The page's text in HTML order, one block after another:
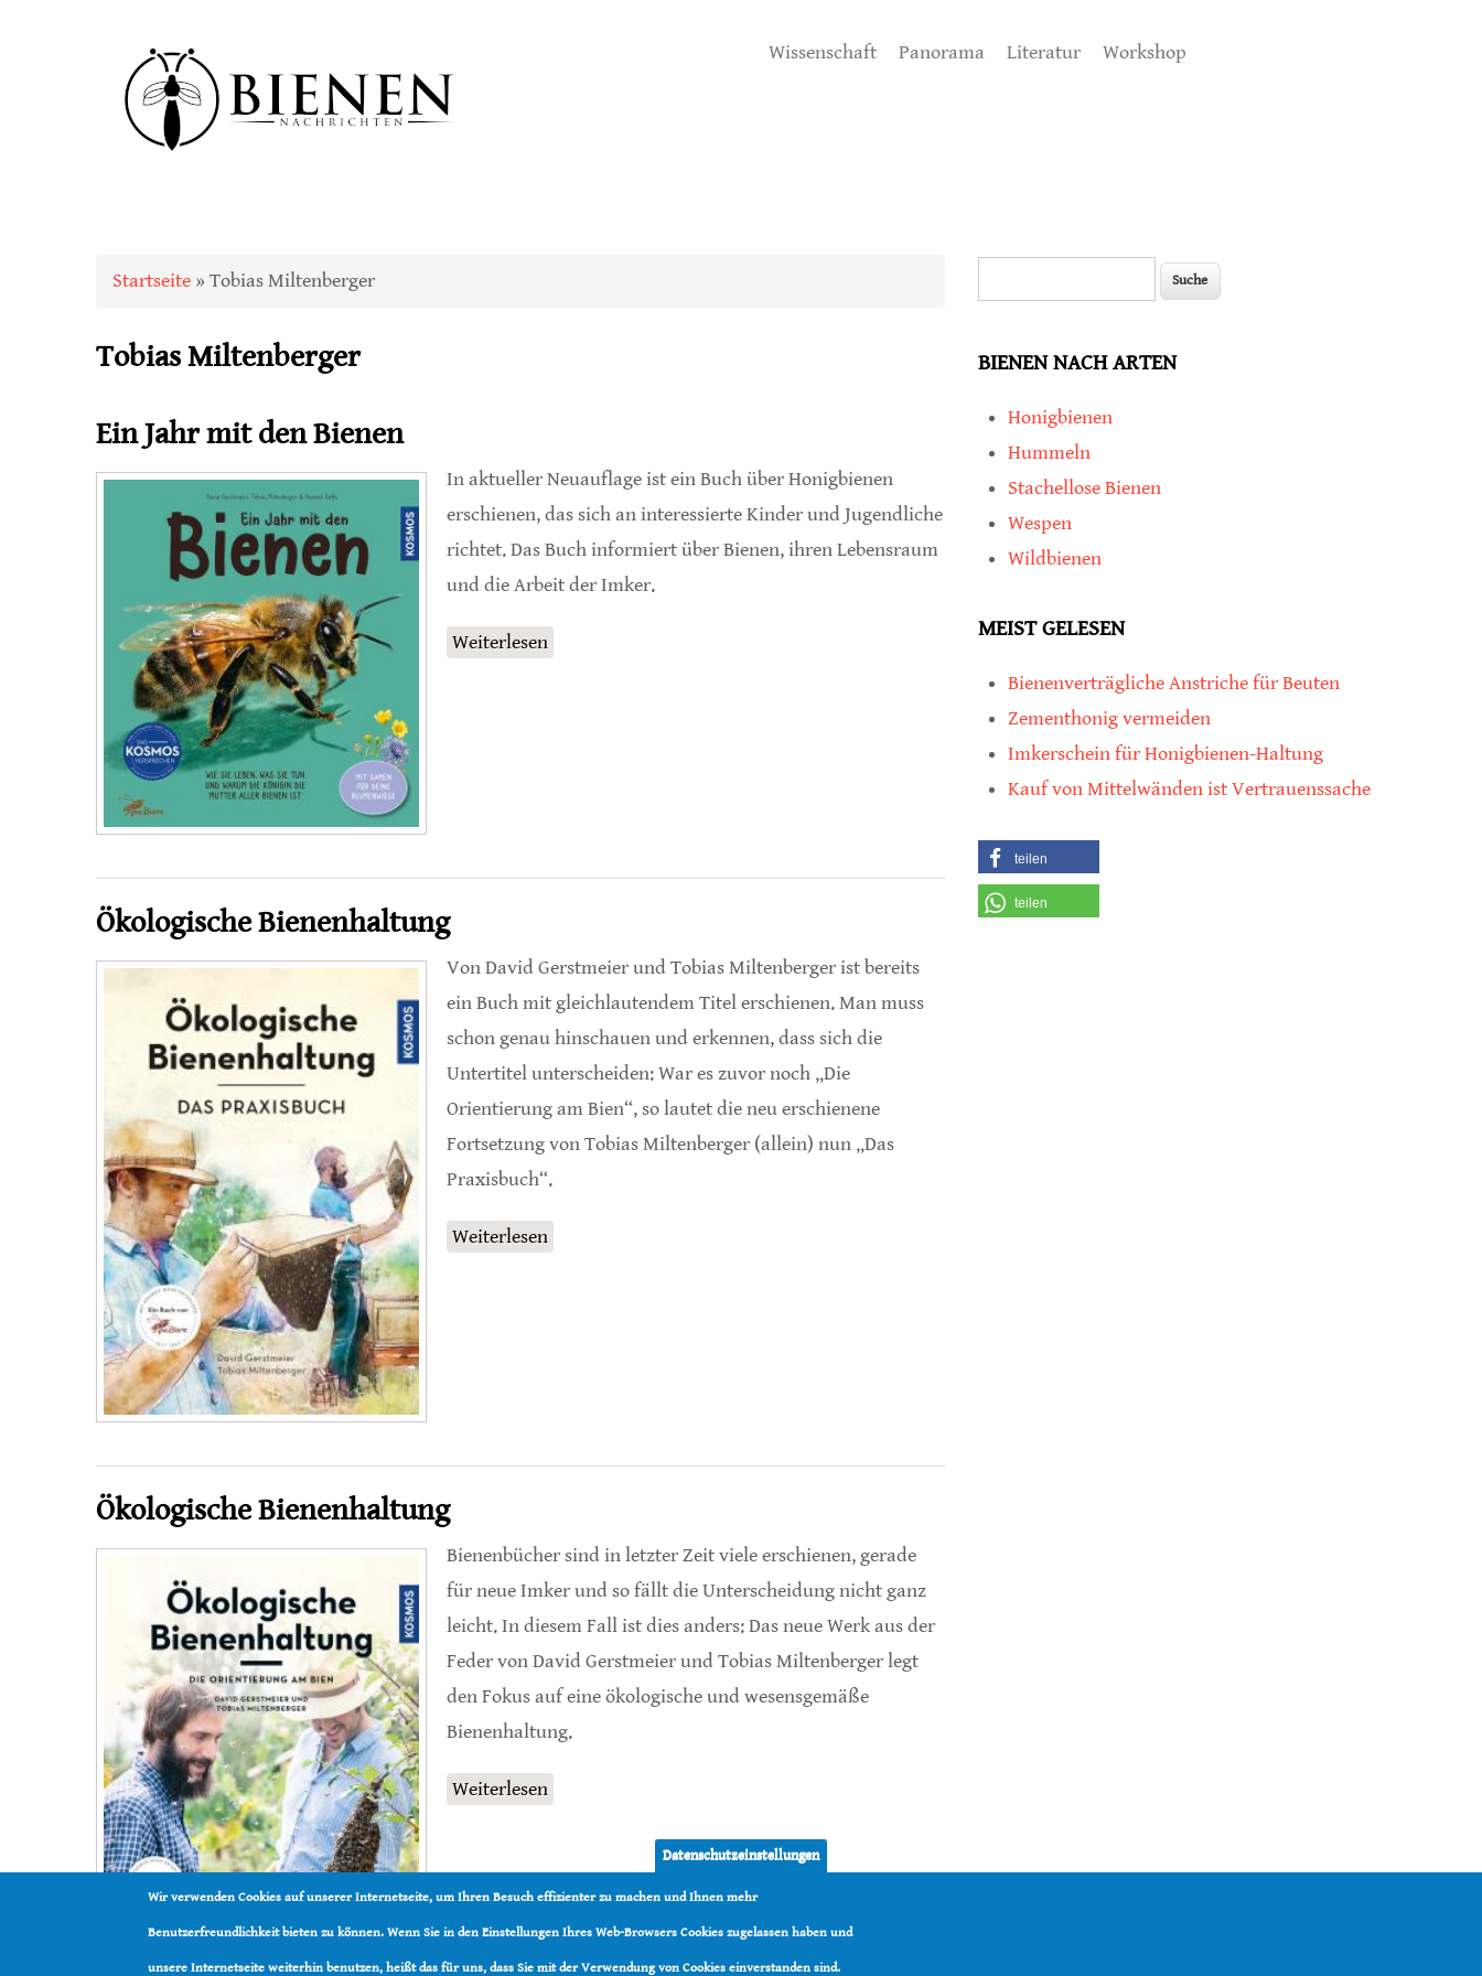
Wissenschaft Panorama Literatur Workshop
Sie sind hier
Startseite » Tobias Miltenberger
Tobias Miltenberger
Ein Jahr mit den Bienen
In aktueller Neuauflage ist ein Buch über Honigbienen
erschienen, das sich an interessierte Kinder und Jugendliche
richtet. Das Buch informiert über Bienen, ihren Lebensraum
und die Arbeit der Imker.
Weiterlesen
Ökologische Bienenhaltung
Von David Gerstmeier und Tobias Miltenberger ist bereits
ein Buch mit gleichlautendem Titel erschienen. Man muss
schon genau hinschauen und erkennen, dass sich die
Untertitel unterscheiden: War es zuvor noch „Die
Orientierung am Bien“, so lautet die neu erschienene
Fortsetzung von Tobias Miltenberger (allein) nun „Das
Praxisbuch“.
Weiterlesen
Ökologische Bienenhaltung
Bienenbücher sind in letzter Zeit viele erschienen, gerade
für neue Imker und so fällt die Unterscheidung nicht ganz
leicht. In diesem Fall ist dies anders: Das neue Werk aus der
Feder von David Gerstmeier und Tobias Miltenberger legt
den Fokus auf eine ökologische und wesensgemäße
Bienenhaltung.
Weiterlesen
BIENEN NACH ARTEN
Honigbienen
Hummeln
Stachellose Bienen
Wespen
Wildbienen
MEIST GELESEN
Bienenverträgliche Anstriche für Beuten
Zementhonig vermeiden
Imkerschein für Honigbienen-Haltung
Kauf von Mittelwänden ist Vertrauenssache
teilen
teilen
Datenschutzeinstellungen
Wir verwenden Cookies auf unserer Internetseite, um Ihren Besuch effizienter zu machen und Ihnen mehr
Benutzerfreundlichkeit bieten zu können. Wenn Sie in den Einstellungen Ihres Web-Browsers Cookies zugelassen haben und
unsere Internetseite weiterhin benutzen, heißt das für uns, dass Sie mit der Verwendung von Cookies einverstanden sind.